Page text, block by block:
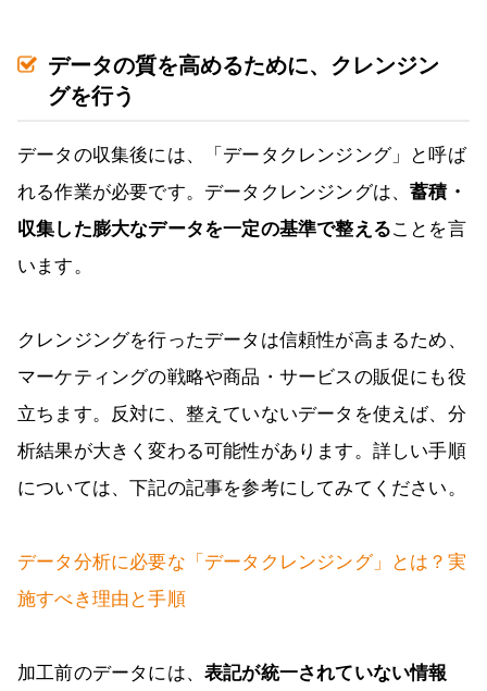
データの質を高めるために、クレンジン
グを行う
データの収集後には、「データクレンジング」と呼ば
れる作業が必要です。データクレンジングは、蓄積・
収集した膨大なデータを一定の基準で整えることを言
います。
クレンジングを行ったデータは信頼性が高まるため、
マーケティングの戦略や商品・サービスの販促にも役
立ちます。反対に、整えていないデータを使えば、分
析結果が大きく変わる可能性があります。詳しい手順
については、下記の記事を参考にしてみてください。
データ分析に必要な「データクレンジング」とは？実
施すべき理由と手順
加工前のデータには、 表記が統一されていない情報